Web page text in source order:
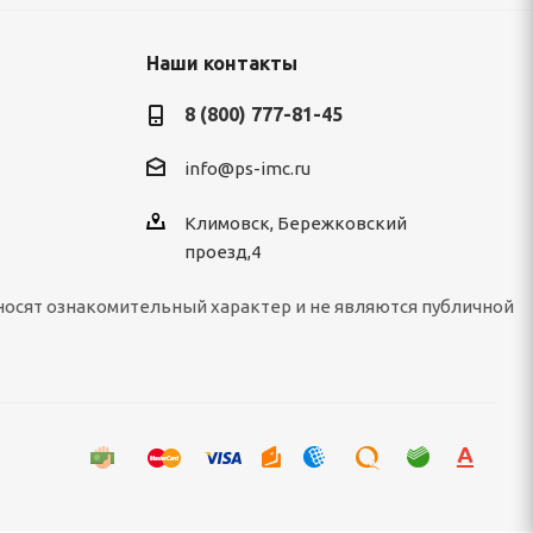
Наши контакты
8 (800) 777-81-45
info@ps-imc.ru
Климовск, Бережковский
проезд,4
ознакомительный характер и не являются публичной